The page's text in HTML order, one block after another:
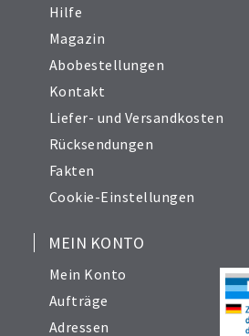
Hilfe
Magazin
Abobestellungen
Kontakt
Liefer- und Versandkosten
Rücksendungen
Fakten
Cookie-Einstellungen
MEIN KONTO
Mein Konto
Aufträge
Adressen